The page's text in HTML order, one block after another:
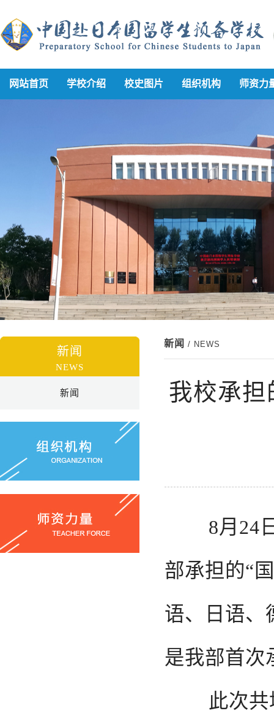
网站首页 学校介绍 校史图片 组织机构 师资力
新闻
NEWS
新闻
新闻 / NEWS
我校承担
8月24日
部承担的“
语、日语、
是我部首次
此次共培